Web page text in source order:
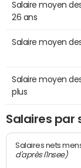
Salaire moyen
26 ans
Salaire moyen
Salaire moyen
plus
Salaires par
Salaires nets
d'après l'Insee)